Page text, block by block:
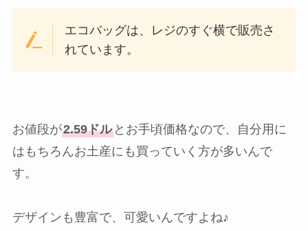
エコバッグは、レジのすぐ横で販売さ
れています。
お値段が2.59ドルとお手頃価格なので、自分用に
はもちろんお土産にも買っていく方が多いんで
す。
デザインも豊富で、可愛いんですよね♪